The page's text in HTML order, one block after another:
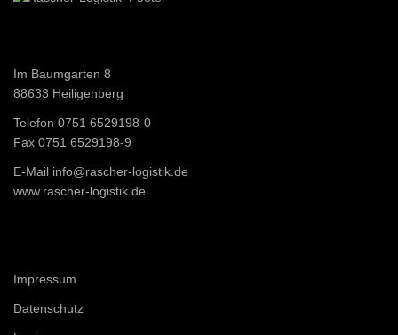
Im Baumgarten 8
88633 Heiligenberg
Telefon 0751 6529198-0
Fax 0751 6529198-9
E-Mail info@rascher-logistik.de
www.rascher-logistik.de
Impressum
Datenschutz